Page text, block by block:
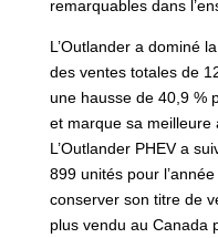
remarquables dans
L’Outlander a dominé
des ventes totales de
une hausse de 40,9 %
et marque sa meilleure
L’Outlander PHEV a
899 unités pour
conserver son titre de
plus vendu au Canada